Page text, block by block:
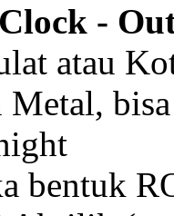
-
atau
bentuk